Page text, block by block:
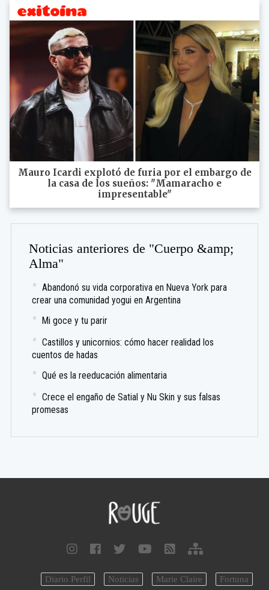
Mauro Icardi explotó de furia por el embargo de
la casa de los sueños: "Mamaracho e
impresentable"
Noticias anteriores de "Cuerpo &amp;
Alma"
Abandonó su vida corporativa en Nueva York para
crear una comunidad yogui en Argentina
Mi goce y tu parir
Castillos y unicornios: cómo hacer realidad los
cuentos de hadas
Qué es la reeducación alimentaria
Crece el engaño de Satial y Nu Skin y sus falsas
promesas
Diario Perfil Noticias Marie Claire Fortuna